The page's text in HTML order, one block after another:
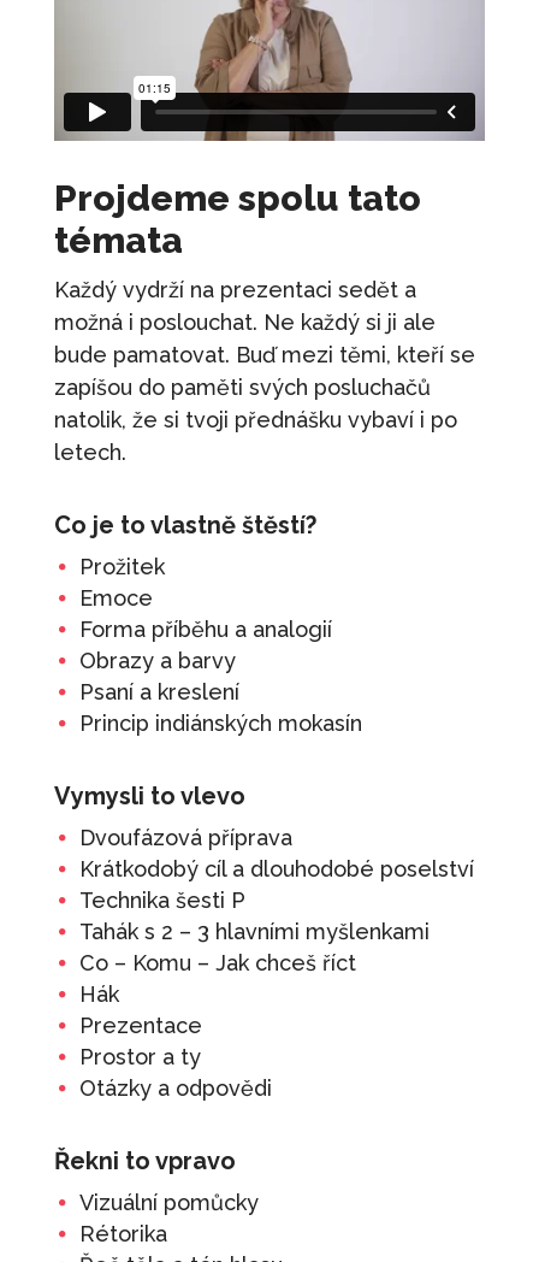
Projdeme spolu tato
témata
Každý vydrží na prezentaci sedět a
možná i poslouchat. Ne každý si ji ale
bude pamatovat. Buď mezi těmi, kteří se
zapíšou do paměti svých posluchačů
natolik, že si tvoji přednášku vybaví i po
letech.
Co je to vlastně štěstí?
Prožitek
Emoce
Forma příběhu a analogií
Obrazy a barvy
Psaní a kreslení
Princip indiánských mokasín
Vymysli to vlevo
Dvoufázová příprava
Krátkodobý cíl a dlouhodobé poselství
Technika šesti P
Tahák s 2 – 3 hlavními myšlenkami
Co – Komu – Jak chceš říct
Hák
Prezentace
Prostor a ty
Otázky a odpovědi
Řekni to vpravo
Vizuální pomůcky
Rétorika